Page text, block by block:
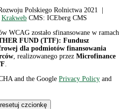
Polskiego Rolnictwa 2021 |
Krakweb CMS: ICEberg CMS
WCAG zostało sfinansowane w ramach
FUND (TTF): Fundusz
dla podmiotów finansowania
, realizowanego przez Microfinance
and the Google Privacy Policy and
czcionkę